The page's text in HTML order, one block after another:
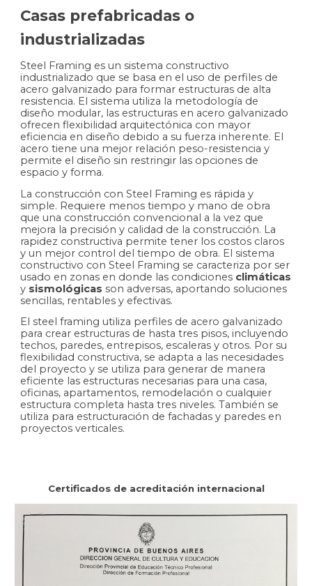
Casas prefabricadas o
industrializadas
Steel Framing es un sistema constructivo
industrializado que se basa en el uso de perfiles de
acero galvanizado para formar estructuras de alta
resistencia. El sistema utiliza la metodología de
diseño modular, las estructuras en acero galvanizado
ofrecen flexibilidad arquitectónica con mayor
eficiencia en diseño debido a su fuerza inherente. El
acero tiene una mejor relación peso-resistencia y
permite el diseño sin restringir las opciones de
espacio y forma.
La construcción con Steel Framing es rápida y
simple. Requiere menos tiempo y mano de obra
que una construcción convencional a la vez que
mejora la precisión y calidad de la construcción. La
rapidez constructiva permite tener los costos claros
y un mejor control del tiempo de obra. El sistema
constructivo con Steel Framing se caracteriza por ser
usado en zonas en donde las condiciones climáticas
y sismológicas son adversas, aportando soluciones
sencillas, rentables y efectivas.
El steel framing utiliza perfiles de acero galvanizado
para crear estructuras de hasta tres pisos, incluyendo
techos, paredes, entrepisos, escaleras y otros. Por su
flexibilidad constructiva, se adapta a las necesidades
del proyecto y se utiliza para generar de manera
eficiente las estructuras necesarias para una casa,
oficinas, apartamentos, remodelación o cualquier
estructura completa hasta tres niveles. También se
utiliza para estructuración de fachadas y paredes en
proyectos verticales.
Certificados de acreditación internacional